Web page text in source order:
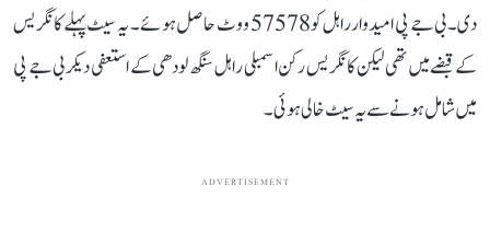
دی۔ بی جے پی امیدوار راہل کو 57578 ووٹ حاصل ہوئے۔ یہ سیٹ پہلے کانگریس
کے قبضےمیں تھی لیکن کانگریس رکن اسمبلی راہل سنگھ لودھی کے استعفی دیکر بی جے پی
میں شامل ہونے سے یہ سیٹ خالی ہوئی۔
ADVERTISEMENT